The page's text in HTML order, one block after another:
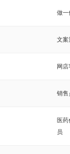
做一
文案
网
销售
医
员